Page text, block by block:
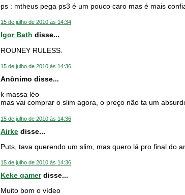
ps : mtheus pega ps3 é um pouco caro mas é mais
15 de julho de 2010 às 14:34
Igor Bath disse...
ROUNEY RULESS.
15 de julho de 2010 às 14:36
Anônimo disse...
k massa léo
mas vai comprar o slim agora, o preço não ta um
15 de julho de 2010 às 14:36
Airke disse...
Puts, tava querendo um slim, mas quero lá pro final do
15 de julho de 2010 às 14:36
Keke gamerdisse...
Muito bom o vídeo